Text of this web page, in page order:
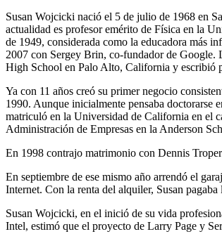
Susan Wojcicki nació el 5 de julio de 1968 en
actualidad es profesor emérito de Física en la
de 1949, considerada como la educadora más
2007 con Sergey Brin, co-fundador de Google.
High School en Palo Alto, California y escribió
Ya con 11 años creó su primer negocio
1990. Aunque inicialmente pensaba doctorarse
matriculó en la Universidad de California en el
Administración de Empresas en la Anderson
En 1998 contrajo matrimonio con Dennis
En septiembre de ese mismo año arrendó el
Internet. Con la renta del alquiler, Susan pagaba
Susan Wojcicki, en el inició de su vida
Intel, estimó que el proyecto de Larry Page y